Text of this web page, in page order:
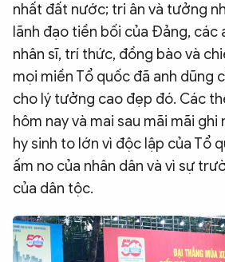
nhất đất nước; tri ân và tưởng
lãnh đạo tiền bối của Đảng, các
nhân sĩ, trí thức, đồng bào và
mọi miền Tổ quốc đã anh dũng
cho lý tưởng cao đẹp đó. Các
hôm nay và mai sau mãi mãi
hy sinh to lớn vì độc lập của Tổ
ấm no của nhân dân và vì sự
của dân tộc.